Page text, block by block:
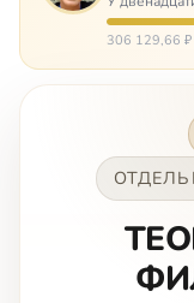
проблемы.
перед ним
306 129,66 ₽